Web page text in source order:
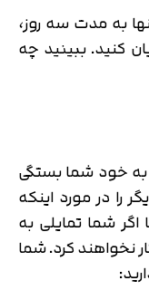
به مدت سه روز،
کنید. ببینید چه
خود شما بستگی
را در مورد اینکه
شما تمایلی به
نخواهند کرد. شما